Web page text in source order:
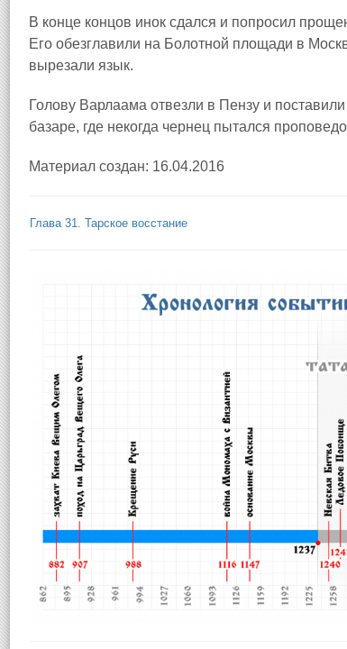
В конце концов инок сдался и попросил
Его обезглавили на Болотной площади в
вырезали язык.
Голову Варлаама отвезли в Пензу и
базаре, где некогда чернец пытался
Материал создан: 16.04.2016
Глава 31. Тарское восстание